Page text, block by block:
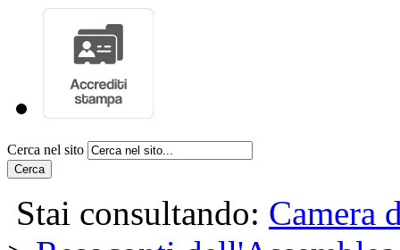
Cerca nel sito
Cerca
Stai consultando: Camera